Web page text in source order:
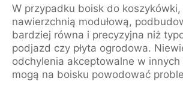
W przypadku boisk do koszykówki,
nawierzchnią modułową,
bardziej równa i precyzyjna niż
podjazd czy płyta ogrodowa.
odchylenia akceptowalne w innych
mogą na boisku powodować